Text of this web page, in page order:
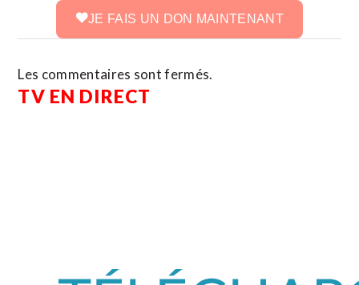
JE FAIS UN DON MAINTENANT
Les commentaires sont fermés.
TV EN DIRECT